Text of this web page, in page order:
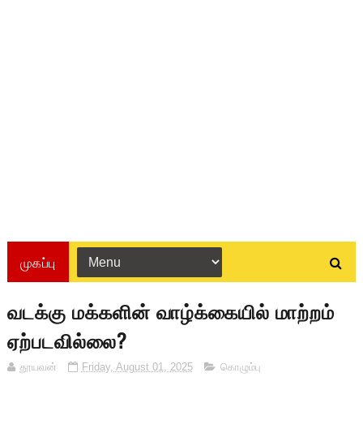
முகப்பு
வடக்கு மக்களின் வாழ்க்கையில் மாற்றம்
ஏற்படவில்லை?
தூயவன் Friday, August 01, 2025 கொழும்பு